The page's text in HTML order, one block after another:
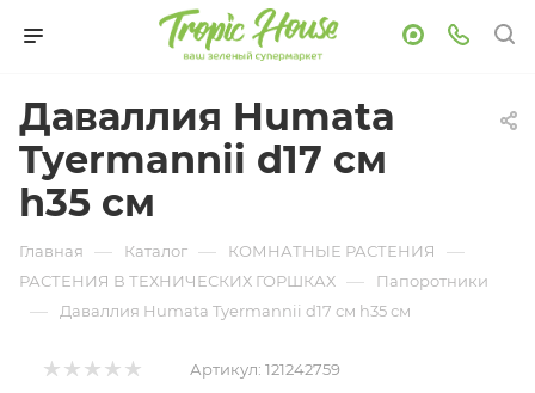
Даваллия Humata
Tyermannii d17 см
h35 см
Главная — Каталог — КОМНАТНЫЕ РАСТЕНИЯ —
РАСТЕНИЯ В ТЕХНИЧЕСКИХ ГОРШКАХ — Папоротники
— Даваллия Humata Tyermannii d17 см h35 см
Артикул: 121242759